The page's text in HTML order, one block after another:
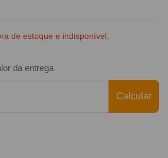
de estoque e indisponível.
da entrega
Calcular